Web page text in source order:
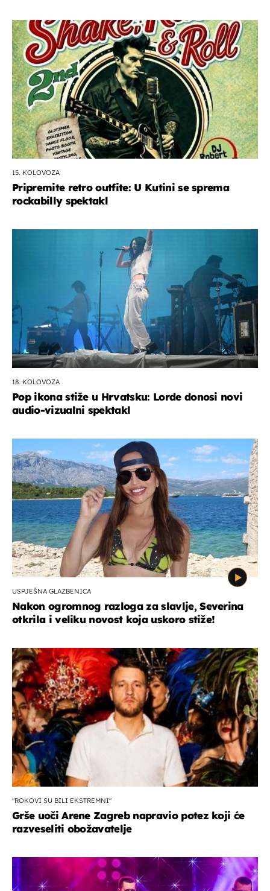
15. KOLOVOZA
Pripremite retro outfite: U Kutini se sprema
rockabilly spektakl
18. KOLOVOZA
Pop ikona stiže u Hrvatsku: Lorde donosi novi
audio-vizualni spektakl
USPJEŠNA GLAZBENICA
Nakon ogromnog razloga za slavlje, Severina
otkrila i veliku novost koja uskoro stiže!
"ROKOVI SU BILI EKSTREMNI"
Grše uoči Arene Zagreb napravio potez koji će
razveseliti obožavatelje